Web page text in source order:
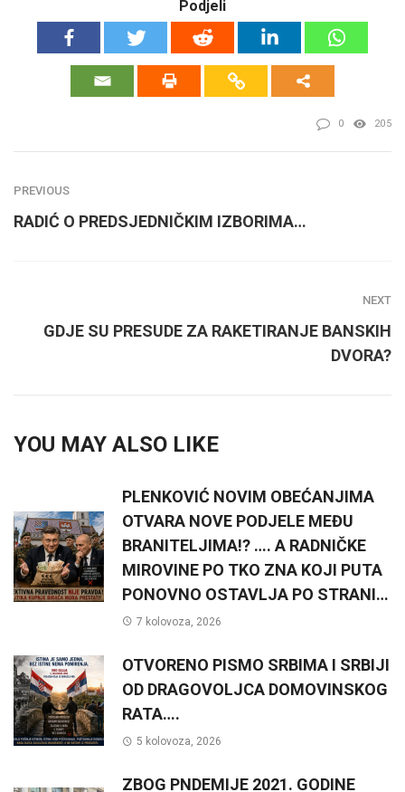
Podjeli
0 205
PREVIOUS
RADIĆ O PREDSJEDNIČKIM IZBORIMA…
NEXT
GDJE SU PRESUDE ZA RAKETIRANJE BANSKIH
DVORA?
YOU MAY ALSO LIKE
PLENKOVIĆ NOVIM OBEĆANJIMA
OTVARA NOVE PODJELE MEĐU
BRANITELJIMA!? …. A RADNIČKE
MIROVINE PO TKO ZNA KOJI PUTA
PONOVNO OSTAVLJA PO STRANI…
7 kolovoza, 2026
OTVORENO PISMO SRBIMA I SRBIJI
OD DRAGOVOLJCA DOMOVINSKOG
RATA….
5 kolovoza, 2026
ZBOG PNDEMIJE 2021. GODINE